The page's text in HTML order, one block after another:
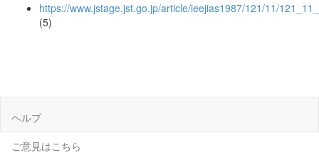
https://www.jstage.jst.go.jp/article/ieejias1987/121/11/
(5)
ヘルプ
ご意見はこちら